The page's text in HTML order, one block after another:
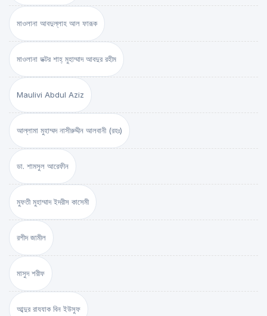
মাওলানা আবদুল্লাহ আল ফারূক
মাওলানা ডক্টর শাহ্‌ মুহাম্মাদ আবদুর রহীম
Maulivi Abdul Aziz
আল্লামা মুহাম্মদ নাসীরুদ্দীন আলবানী (রহঃ)
ডা. শামসুল আরেফীন
মুফতী মুহাম্মাদ ইদরীস কাসেমী
রশীদ জামীল
মাসুদ শরীফ
আব্দুর রাযযাক বিন ইউসুফ